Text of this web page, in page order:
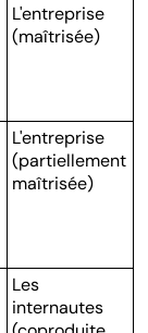
L'entreprise
(maîtrisée)
L'entreprise
(partiellement
maîtrisée)
Les
internautes